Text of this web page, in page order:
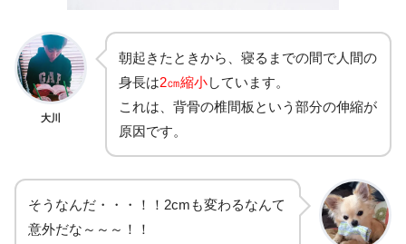
大川
朝起きたときから、寝るまでの間で人間の
身長は2㎝縮小しています。
これは、背骨の椎間板という部分の伸縮が
原因です。
そうなんだ・・・！！2cmも変わるなんて
意外だな～～～！！